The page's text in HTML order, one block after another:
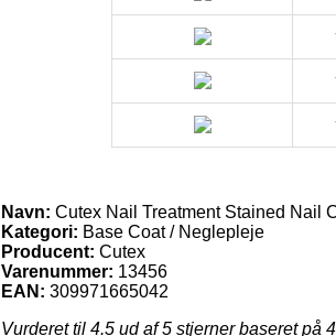
Navn: Cutex Nail Treatment Stained Nail
Kategori: Base Coat / Neglepleje
Producent: Cutex
Varenummer: 13456
EAN: 309971665042
Vurderet til 4.5 ud af 5 stjerner baseret på